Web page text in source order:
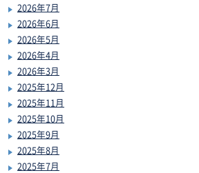
2026年7月
2026年6月
2026年5月
2026年4月
2026年3月
2025年12月
2025年11月
2025年10月
2025年9月
2025年8月
2025年7月